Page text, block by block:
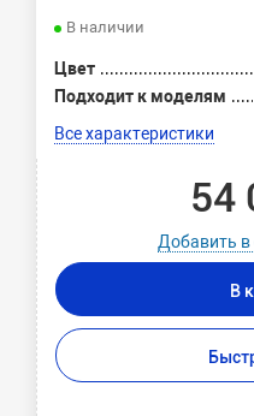
В наличии
Цвет
Подходит к моделям
Все характеристики
54
Добавить в
В